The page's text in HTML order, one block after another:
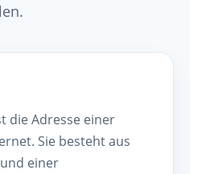
die Adresse einer
Sie besteht aus
einer